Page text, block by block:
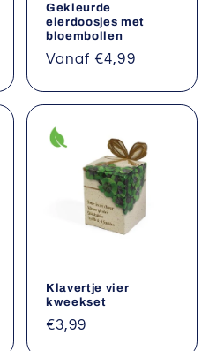
Gekleurde
eierdoosjes met
bloembollen
Normale
Vanaf €4,99
Klavertje vier
kweekset
Normale
€3,99